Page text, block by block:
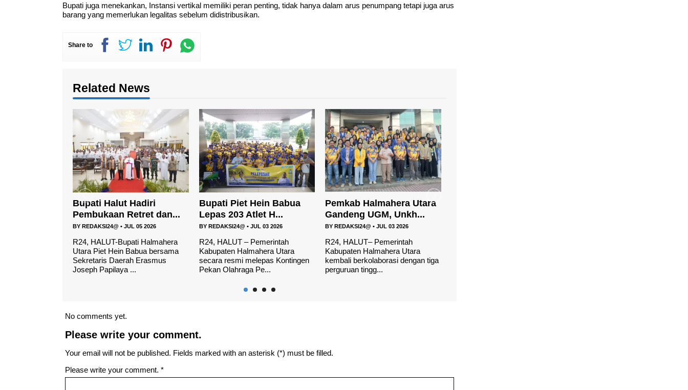
Bupati juga menekankan, Instansi vertikal memiliki peran penting, tidak hanya dalam arus penumpang tetapi juga arus
barang yang memerlukan legalitas sebelum didistribusikan.
Share to
Related News
Bupati Piet Hein Babua
Lepas 203 Atlet H...
BYREDAKSI24@ •JUL 03 2026
R24, HALUT – Pemerintah
Kabupaten Halmahera Utara
secara resmi melepas Kontingen
Pekan Olahraga Pe...
Pemkab Halmahera Utara
Gandeng UGM, Unkh...
BYREDAKSI24@ •JUL 03 2026
R24, HALUT– Pemerintah
Kabupaten Halmahera Utara
kembali berkolaborasi dengan tiga
perguruan tingg...
Membangun Halmahera
Utara Melalui SDM Ya...
BYREDAKSI24@ •JUL 02 2026
R24, HALUT-Pemerintah
Kabupaten Halmahera Utara terus
memperkuat pembangunan
sumber daya manusia (SD...
No comments yet.
Please write your comment.
Your email will not be published. Fields marked with an asterisk (*) must be filled.
Please write your comment. *